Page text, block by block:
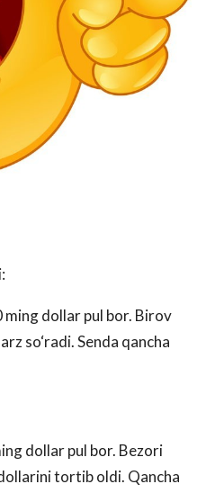
ming dollar pul bor. Birov
so‘radi. Senda qancha
dollar pul bor. Bezori
tortib oldi. Qancha